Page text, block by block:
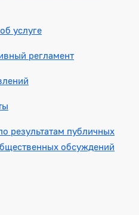
услуге
регламент
результатам публичных
обсуждений